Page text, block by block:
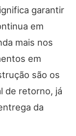
garantir
em
mais nos
em
são os
de retorno, já
da